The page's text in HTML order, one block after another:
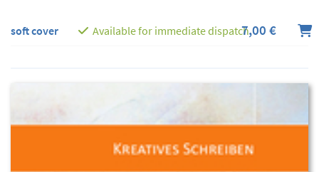
soft cover Available for immediate dispatch7,00 €